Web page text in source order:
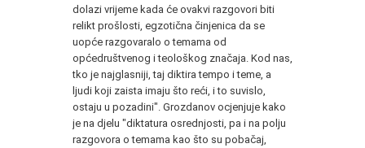
dolazi vrijeme kada će ovakvi razgovori biti
relikt prošlosti, egzotična činjenica da se
uopće razgovaralo o temama od
općedruštvenog i teološkog značaja. Kod nas,
tko je najglasniji, taj diktira tempo i teme, a
ljudi koji zaista imaju što reći, i to suvislo,
ostaju u pozadini". Grozdanov ocjenjuje kako
je na djelu "diktatura osrednjosti, pa i na polju
razgovora o temama kao što su pobačaj,